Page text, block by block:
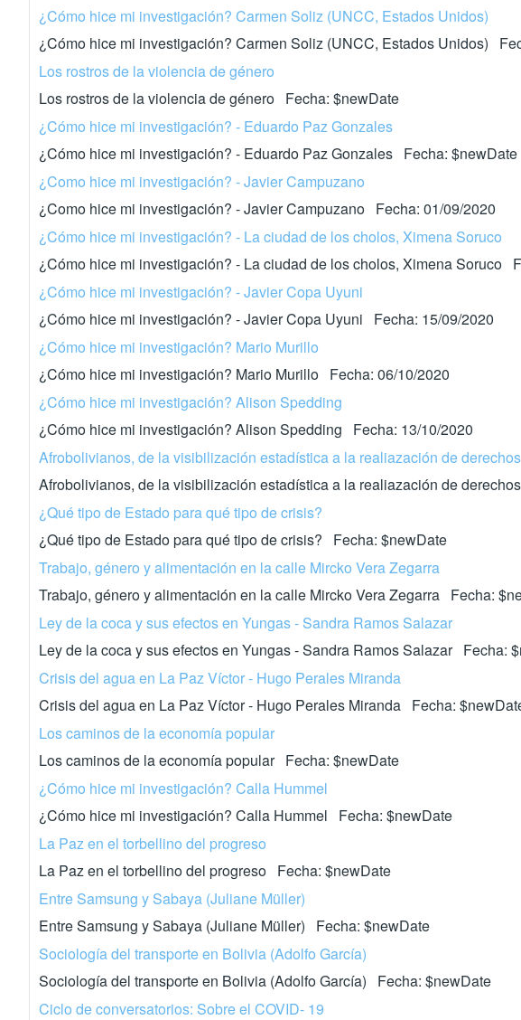
¿Cómo hice mi investigación? Carmen Soliz (UNCC, Estados Unidos)
¿Cómo hice mi investigación? Carmen Soliz (UNCC, Estados Unidos)
Los rostros de la violencia de género
Los rostros de la violencia de género Fecha: $newDate
¿Cómo hice mi investigación? - Eduardo Paz Gonzales
¿Cómo hice mi investigación? - Eduardo Paz Gonzales Fecha: $newDate
¿Como hice mi investigación? - Javier Campuzano
¿Como hice mi investigación? - Javier Campuzano Fecha: 01/09/2020
¿Cómo hice mi investigación? - La ciudad de los cholos, Ximena Soruco
¿Cómo hice mi investigación? - La ciudad de los cholos, Ximena Soruco
¿Cómo hice mi investigación? - Javier Copa Uyuni
¿Cómo hice mi investigación? - Javier Copa Uyuni Fecha: 15/09/2020
¿Cómo hice mi investigación? Mario Murillo
¿Cómo hice mi investigación? Mario Murillo Fecha: 06/10/2020
¿Cómo hice mi investigación? Alison Spedding
¿Cómo hice mi investigación? Alison Spedding Fecha: 13/10/2020
Afrobolivianos, de la visibilización estadística a la realiazación de derechos
Afrobolivianos, de la visibilización estadística a la realiazación de
¿Qué tipo de Estado para qué tipo de crisis?
¿Qué tipo de Estado para qué tipo de crisis? Fecha: $newDate
Trabajo, género y alimentación en la calle Mircko Vera Zegarra
Trabajo, género y alimentación en la calle Mircko Vera Zegarra Fecha:
Ley de la coca y sus efectos en Yungas - Sandra Ramos Salazar
Ley de la coca y sus efectos en Yungas - Sandra Ramos Salazar Fecha:
Crisis del agua en La Paz Víctor - Hugo Perales Miranda
Crisis del agua en La Paz Víctor - Hugo Perales Miranda Fecha:
Los caminos de la economía popular
Los caminos de la economía popular Fecha: $newDate
¿Cómo hice mi investigación? Calla Hummel
¿Cómo hice mi investigación? Calla Hummel Fecha: $newDate
La Paz en el torbellino del progreso
La Paz en el torbellino del progreso Fecha: $newDate
Entre Samsung y Sabaya (Juliane Müller)
Entre Samsung y Sabaya (Juliane Müller) Fecha: $newDate
Sociología del transporte en Bolivia (Adolfo García)
Sociología del transporte en Bolivia (Adolfo García) Fecha: $newDate
Ciclo de conversatorios: Sobre el COVID- 19